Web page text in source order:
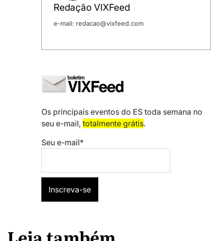
Redação VIXFeed
e-mail: redacao@vixfeed.com
Os principais eventos do ES toda semana no
seu e-mail, totalmente grátis.
Seu e-mail*